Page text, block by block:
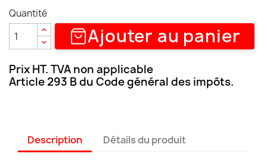
Quantité
Ajouter au panier
Prix HT. TVA non applicable
Article 293 B du Code général des impôts.
Description Détails du produit